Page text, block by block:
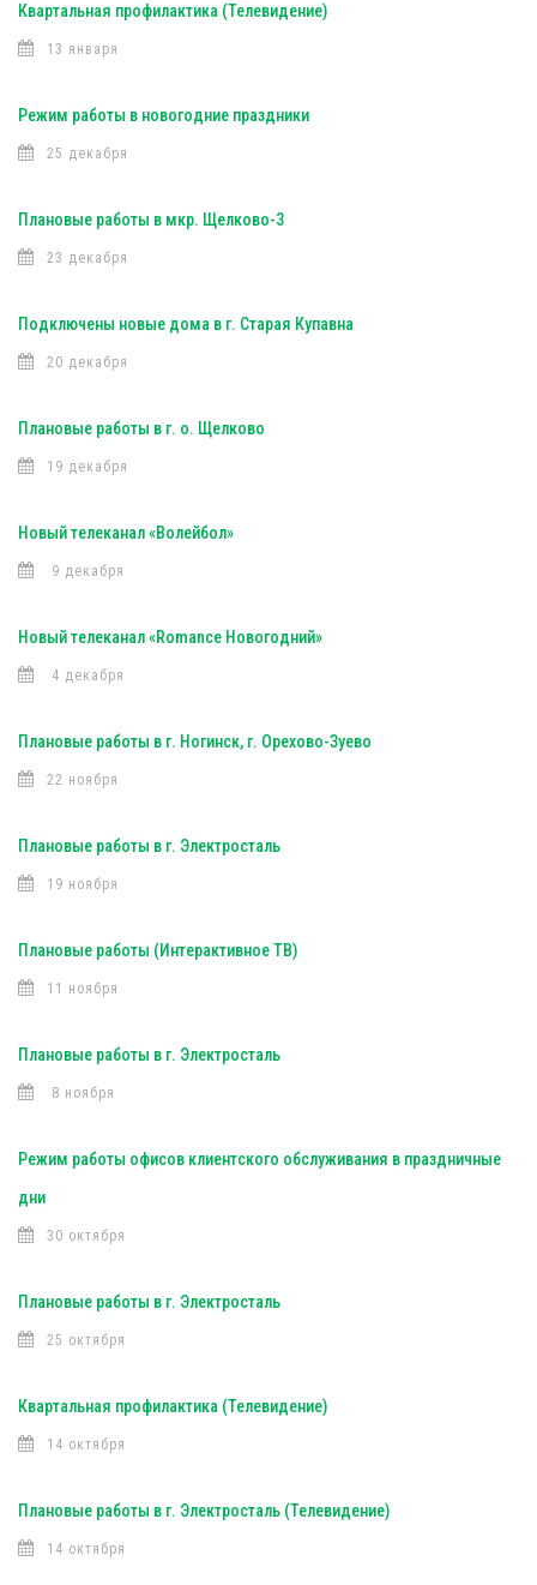
Квартальная профилактика (Телевидение)
13 января
Режим работы в новогодние праздники
25 декабря
Плановые работы в мкр. Щелково-3
23 декабря
Подключены новые дома в г. Старая Купавна
20 декабря
Плановые работы в г. о. Щелково
19 декабря
Новый телеканал «Волейбол»
9 декабря
Новый телеканал «Romance Новогодний»
4 декабря
Плановые работы в г. Ногинск, г. Орехово-Зуево
22 ноября
Плановые работы в г. Электросталь
19 ноября
Плановые работы (Интерактивное ТВ)
11 ноября
Плановые работы в г. Электросталь
8 ноября
Режим работы офисов клиентского обслуживания в праздничные
дни
30 октября
Плановые работы в г. Электросталь
25 октября
Квартальная профилактика (Телевидение)
14 октября
Плановые работы в г. Электросталь (Телевидение)
14 октября